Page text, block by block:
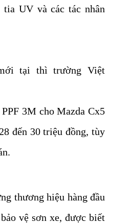
UV và các tác nhân
tại thì trường Việt
3M cho Mazda Cx5
đến 30 triệu đồng, tùy
thương hiệu hàng đầu
vệ sơn xe, được biết